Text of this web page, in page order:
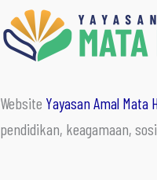
Website Yayasan Amal Mata
pendidikan, keagamaan,